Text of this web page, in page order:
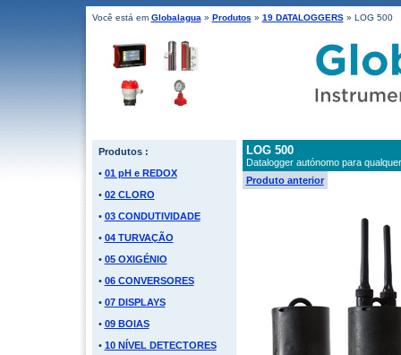
Você está em Globalagua » Produtos » 19 DATALOGGERS» LOG 500
Produtos :
• 01 pH e REDOX
• 02 CLORO
• 03 CONDUTIVIDADE
• 04 TURVAÇÃO
• 05 OXIGÉNIO
• 06 CONVERSORES
• 07 DISPLAYS
• 09 BOIAS
• 10 NÍVEL DETECTORES
LOG 500
Datalogger autónomo para
Produto anterior